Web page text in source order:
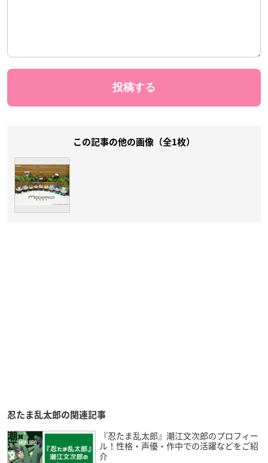
この記事の他の画像（全1枚）
忍たま乱太郎の関連記事
『忍たま乱太郎』潮江文次郎のプロフィー
ル！性格・声優・作中での活躍などをご紹
介